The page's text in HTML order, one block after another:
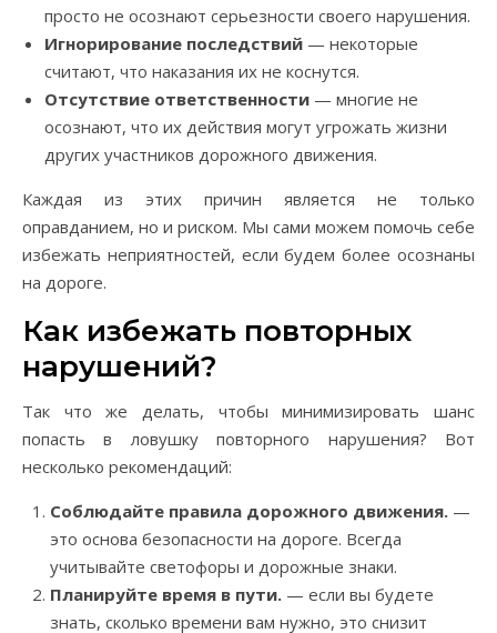
просто не осознают серьезности своего нарушения.
Игнорирование последствий — некоторые
считают, что наказания их не коснутся.
Отсутствие ответственности — многие не
осознают, что их действия могут угрожать жизни
других участников дорожного движения.
Каждая из этих причин является не только
оправданием, но и риском. Мы сами можем помочь себе
избежать неприятностей, если будем более осознаны
на дороге.
Как избежать повторных
нарушений?
Так что же делать, чтобы минимизировать шанс
попасть в ловушку повторного нарушения? Вот
несколько рекомендаций:
Соблюдайте правила дорожного движения. —
это основа безопасности на дороге. Всегда
учитывайте светофоры и дорожные знаки.
Планируйте время в пути. — если вы будете
знать, сколько времени вам нужно, это снизит